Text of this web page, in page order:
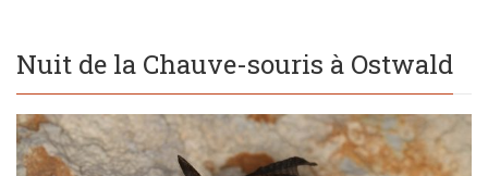
Nuit de la Chauve-souris à Ostwald